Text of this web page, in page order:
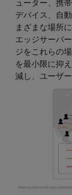
ューター、携
デバイス、自
まざまな場所
エッジサーバ
ジをこれらの
を最小限に抑
減し、ユーザ